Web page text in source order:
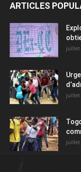
ARTICLES
juillet
juillet
juillet